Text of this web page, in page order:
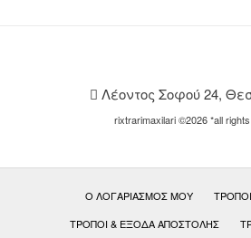
Λέοντος Σοφού 24,
rixtrarimaxilari ©2026 *all
Ο ΛΟΓΑΡΙΑΣΜΌΣ ΜΟΥ
ΤΡΌΠΟΙ & ΈΞΟΔΑ ΑΠΟΣΤΟΛΉΣ